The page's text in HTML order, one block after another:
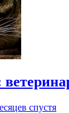
спустя